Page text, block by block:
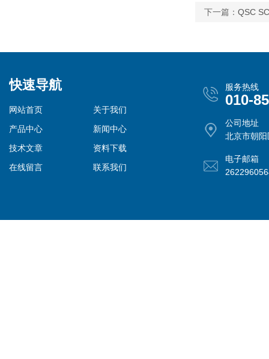
下一篇： QSC
快速导航
网站首页
关于我们
产品中心
新闻中心
技术文章
资料下载
在线留言
联系我们
服务热线
010-
公司地址
北京市朝
电子邮箱